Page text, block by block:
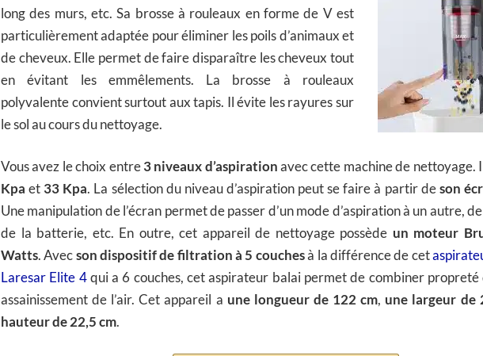
long des murs, etc. Sa brosse à rouleaux en forme de V est
particulièrement adaptée pour éliminer les poils d’animaux et
de cheveux. Elle permet de faire disparaître les cheveux tout
en évitant les emmêlements. La brosse à rouleaux
polyvalente convient surtout aux tapis. Il évite les rayures sur
le sol au cours du nettoyage.
Vous avez le choix entre 3 niveaux d’aspiration avec cette machine de nettoyage.
Kpa et 33 Kpa. La sélection du niveau d’aspiration peut se faire à partir deson
Une manipulation de l’écran permet de passer d’un mode d’aspiration à un autre,
de la batterie, etc. En outre, cet appareil de nettoyage possède un moteur
Watts. Avec son dispositif de filtration à 5 couchesà la différence de cet
Laresar Elite 4qui a 6 couches, cet aspirateur balai permet de combiner propreté
assainissement de l’air. Cet appareil a une longueur de 122 cm, une largeur de
hauteur de 22,5 cm.